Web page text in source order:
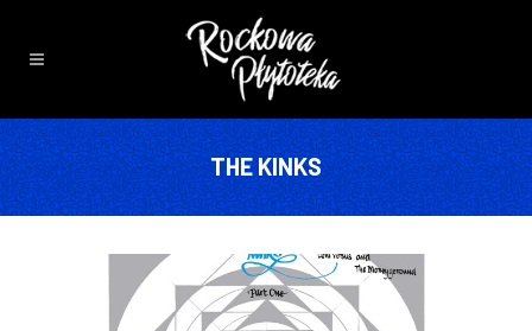
THE KINKS